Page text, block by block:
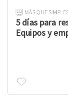
MÁS QUE
5 días para
Equipos y